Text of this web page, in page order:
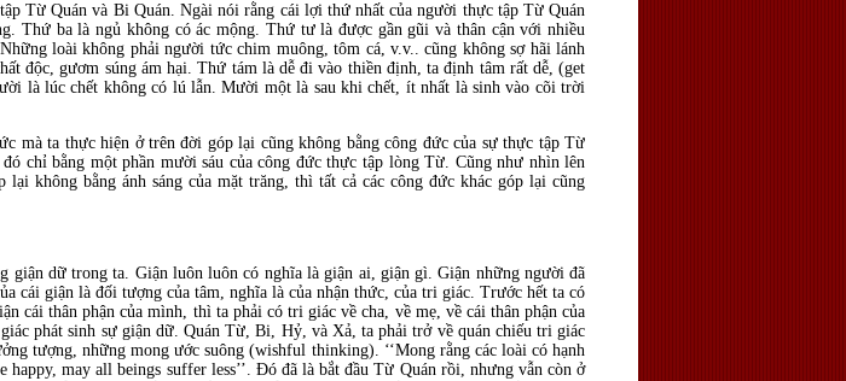
Từ Quán và Bi Quán. Ngài nói rằng cái lợi thứ nhất của người thực tập Từ Quán
Thứ ba là ngủ không có ác mộng. Thứ tư là được gần gũi và thân cận với nhiều
loài không phải người tức chim muông, tôm cá, v.v.. cũng không sợ hãi lánh
độc, gươm súng ám hại. Thứ tám là dễ đi vào thiền định, ta định tâm rất dễ, (get
là lúc chết không có lú lẫn. Mười một là sau khi chết, ít nhất là sinh vào cõi trời
ta thực hiện ở trên đời góp lại cũng không bằng công đức của sự thực tập Từ
chỉ bằng một phần mười sáu của công đức thực tập lòng Từ. Cũng như nhìn lên
không bằng ánh sáng của mặt trăng, thì tất cả các công đức khác góp lại cũng
giận dữ trong ta. Giận luôn luôn có nghĩa là giận ai, giận gì. Giận những người đã
giận là đối tượng của tâm, nghĩa là của nhận thức, của tri giác. Trước hết ta có
cái thân phận của mình, thì ta phải có tri giác về cha, về mẹ, về cái thân phận của
phát sinh sự giận dữ. Quán Từ, Bi, Hỷ, và Xả, ta phải trở về quán chiếu tri giác
tượng, những mong ước suông (wishful thinking). ‘‘Mong rằng các loài có hạnh
may all beings suffer less’’. Đó đã là bắt đầu Từ Quán rồi, nhưng vẫn còn ở